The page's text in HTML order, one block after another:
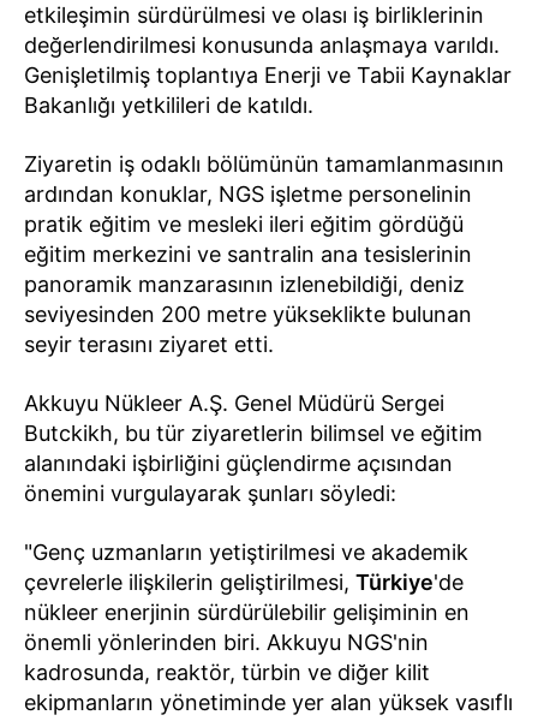
etkileşimin sürdürülmesi ve olası iş birliklerinin
değerlendirilmesi konusunda anlaşmaya varıldı.
Genişletilmiş toplantıya Enerji ve Tabii Kaynaklar
Bakanlığı yetkilileri de katıldı.
Ziyaretin iş odaklı bölümünün tamamlanmasının
ardından konuklar, NGS işletme personelinin
pratik eğitim ve mesleki ileri eğitim gördüğü
eğitim merkezini ve santralin ana tesislerinin
panoramik manzarasının izlenebildiği, deniz
seviyesinden 200 metre yükseklikte bulunan
seyir terasını ziyaret etti.
Akkuyu Nükleer A.Ş. Genel Müdürü Sergei
Butckikh, bu tür ziyaretlerin bilimsel ve eğitim
alanındaki işbirliğini güçlendirme açısından
önemini vurgulayarak şunları söyledi:
"Genç uzmanların yetiştirilmesi ve akademik
çevrelerle ilişkilerin geliştirilmesi, Türkiye'de
nükleer enerjinin sürdürülebilir gelişiminin en
önemli yönlerinden biri. Akkuyu NGS'nin
kadrosunda, reaktör, türbin ve diğer kilit
ekipmanların yönetiminde yer alan yüksek vasıflı